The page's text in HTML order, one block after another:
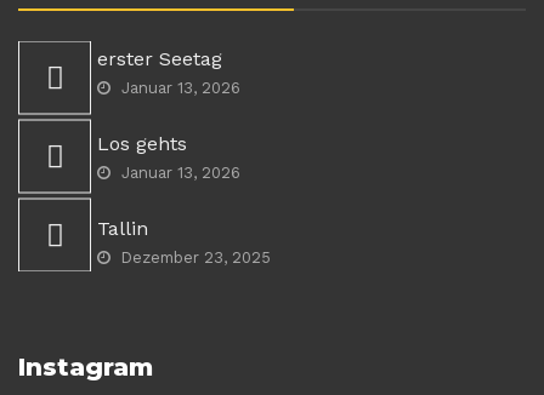
erster Seetag
Januar 13, 2026
Los gehts
Januar 13, 2026
Tallin
Dezember 23, 2025
Instagram